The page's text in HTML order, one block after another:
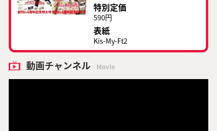
特別定価
590円
表紙
Kis-My-Ft2
動画チャンネル Movie